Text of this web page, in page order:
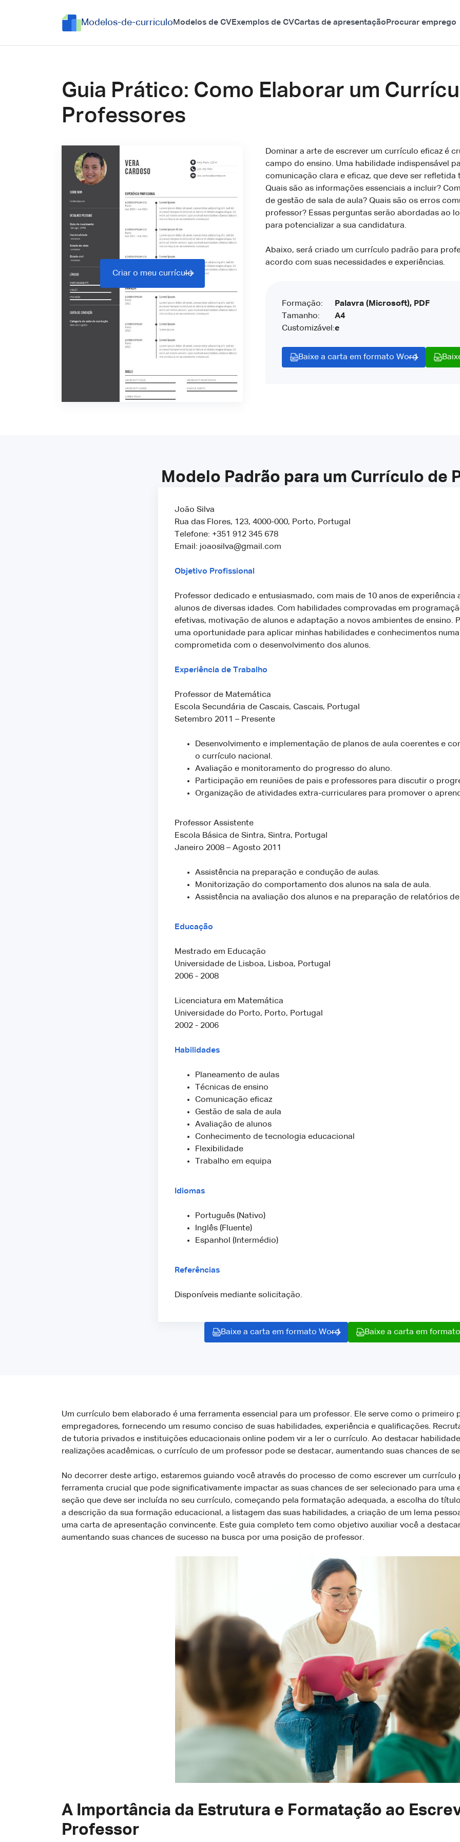
Modelos-de-curriculo Modelos de CVExemplos de CVCartas de apresentação Procurar emprego
Guia Prático: Como Elaborar um
Professores
Criar o meu currículo
Dominar a arte de escrever um currículo eficaz é
campo do ensino. Uma habilidade indispensável
comunicação clara e eficaz, que deve ser
Quais são as informações essenciais a incluir?
de gestão de sala de aula? Quais são os erros
professor? Essas perguntas serão abordadas ao
para potencializar a sua candidatura.
Abaixo, será criado um currículo padrão para
acordo com suas necessidades e experiências.
Formação:
Tamanho:
Customizável:
Palavra (Microsoft), PDF
A4
e
Baixe a carta em formato Word
Modelo Padrão para um Currículo de
João Silva
Rua das Flores, 123, 4000-000, Porto, Portugal
Telefone: +351 912 345 678
Email: joaosilva@gmail.com
Objetivo Profissional
Professor dedicado e entusiasmado, com mais de 10 anos de experiência
alunos de diversas idades. Com habilidades comprovadas em
efetivas, motivação de alunos e adaptação a novos ambientes de ensino.
uma oportunidade para aplicar minhas habilidades e conhecimentos
comprometida com o desenvolvimento dos alunos.
Experiência de Trabalho
Professor de Matemática
Escola Secundária de Cascais, Cascais, Portugal
Setembro 2011 – Presente
Desenvolvimento e implementação de planos de aula coerentes e
o currículo nacional.
Avaliação e monitoramento do progresso do aluno.
Participação em reuniões de pais e professores para discutir o
Organização de atividades extra-curriculares para promover o
Professor Assistente
Escola Básica de Sintra, Sintra, Portugal
Janeiro 2008 – Agosto 2011
Assistência na preparação e condução de aulas.
Monitorização do comportamento dos alunos na sala de aula.
Assistência na avaliação dos alunos e na preparação de relatórios
Educação
Mestrado em Educação
Universidade de Lisboa, Lisboa, Portugal
2006 - 2008
Licenciatura em Matemática
Universidade do Porto, Porto, Portugal
2002 - 2006
Habilidades
Planeamento de aulas
Técnicas de ensino
Comunicação eficaz
Gestão de sala de aula
Avaliação de alunos
Conhecimento de tecnologia educacional
Flexibilidade
Trabalho em equipa
Idiomas
Português (Nativo)
Inglês (Fluente)
Espanhol (Intermédio)
Referências
Disponíveis mediante solicitação.
Baixe a carta em formato Word Baixe a carta em
Um currículo bem elaborado é uma ferramenta essencial para um professor. Ele serve como o
empregadores, fornecendo um resumo conciso de suas habilidades, experiência e qualificações.
de tutoria privados e instituições educacionais online podem vir a ler o currículo. Ao destacar
realizações acadêmicas, o currículo de um professor pode se destacar, aumentando suas chances de
No decorrer deste artigo, estaremos guiando você através do processo de como escrever um
ferramenta crucial que pode significativamente impactar as suas chances de ser selecionado para uma
seção que deve ser incluída no seu currículo, começando pela formatação adequada, a escolha do
a descrição da sua formação educacional, a listagem das suas habilidades, a criação de um lema
uma carta de apresentação convincente. Este guia completo tem como objetivo auxiliar você a
aumentando suas chances de sucesso na busca por uma posição de professor.
A Importância da Estrutura e Formatação ao
Professor